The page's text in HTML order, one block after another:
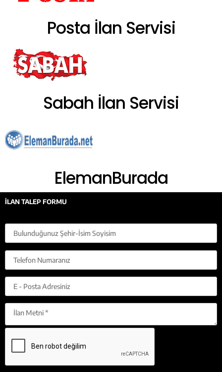
Posta İlan Servisi
Sabah İlan Servisi
ElemanBurada
İLAN TALEP FORMU